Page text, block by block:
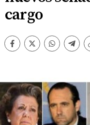
cargo
Facebook
TwitterWhatsapp
Comentarios